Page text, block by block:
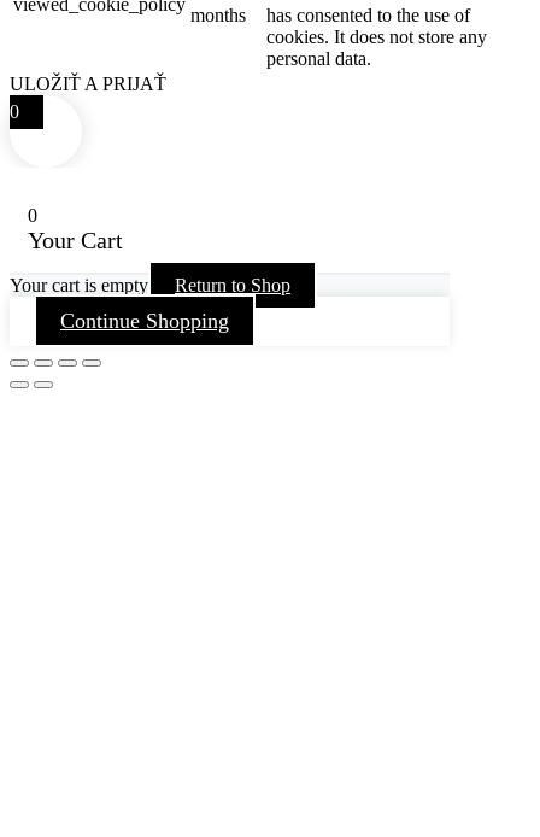
viewed_cookie_policy
months
has consented to the use of
cookies. It does not store any
personal data.
ULOŽIŤ A PRIJAŤ
0
0
Your Cart
Your cart is empty Return to Shop
Continue Shopping